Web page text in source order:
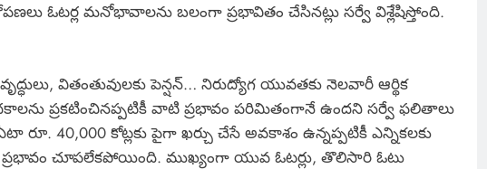
ఓటర్ల మనోభావాలను బలంగా ప్రభావితం చేసినట్లు సర్వే విశ్లేషిస్తోంది.
వితంతువులకు పెన్షన్… నిరుద్యోగ యువతకు నెలవారీ ఆర్థిక
ప్రకటించినప్పటికీ వాటి ప్రభావం పరిమితంగానే ఉందని సర్వే ఫలితాలు
40,000 కోట్లకు పైగా ఖర్చు చేసే అవకాశం ఉన్నప్పటికీ ఎన్నికలకు
ప్రభావం చూపలేకపోయింది. ముఖ్యంగా యువ ఓటర్లు, తొలిసారి ఓటు